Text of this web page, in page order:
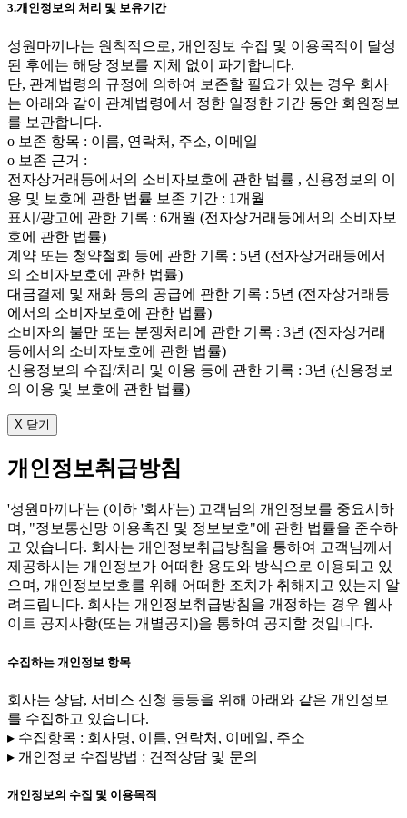
3.개인정보의 처리 및 보유기간
성원마끼나는 원칙적으로, 개인정보 수집 및 이용목적이 달성
된 후에는 해당 정보를 지체 없이 파기합니다.
단, 관계법령의 규정에 의하여 보존할 필요가 있는 경우 회사
는 아래와 같이 관계법령에서 정한 일정한 기간 동안 회원정보
를 보관합니다.
ο 보존 항목 : 이름, 연락처, 주소, 이메일
ο 보존 근거 :
전자상거래등에서의 소비자보호에 관한 법률 , 신용정보의 이
용 및 보호에 관한 법률 보존 기간 : 1개월
표시/광고에 관한 기록 : 6개월 (전자상거래등에서의 소비자보
호에 관한 법률)
계약 또는 청약철회 등에 관한 기록 : 5년 (전자상거래등에서
의 소비자보호에 관한 법률)
대금결제 및 재화 등의 공급에 관한 기록 : 5년 (전자상거래등
에서의 소비자보호에 관한 법률)
소비자의 불만 또는 분쟁처리에 관한 기록 : 3년 (전자상거래
등에서의 소비자보호에 관한 법률)
신용정보의 수집/처리 및 이용 등에 관한 기록 : 3년 (신용정보
의 이용 및 보호에 관한 법률)
X 닫기
개인정보취급방침
'성원마끼나'는 (이하 '회사'는) 고객님의 개인정보를 중요시하
며, "정보통신망 이용촉진 및 정보보호"에 관한 법률을 준수하
고 있습니다. 회사는 개인정보취급방침을 통하여 고객님께서
제공하시는 개인정보가 어떠한 용도와 방식으로 이용되고 있
으며, 개인정보보호를 위해 어떠한 조치가 취해지고 있는지 알
려드립니다. 회사는 개인정보취급방침을 개정하는 경우 웹사
이트 공지사항(또는 개별공지)을 통하여 공지할 것입니다.
수집하는 개인정보 항목
회사는 상담, 서비스 신청 등등을 위해 아래와 같은 개인정보
를 수집하고 있습니다.
▸ 수집항목 : 회사명, 이름, 연락처, 이메일, 주소
▸ 개인정보 수집방법 : 견적상담 및 문의
개인정보의 수집 및 이용목적